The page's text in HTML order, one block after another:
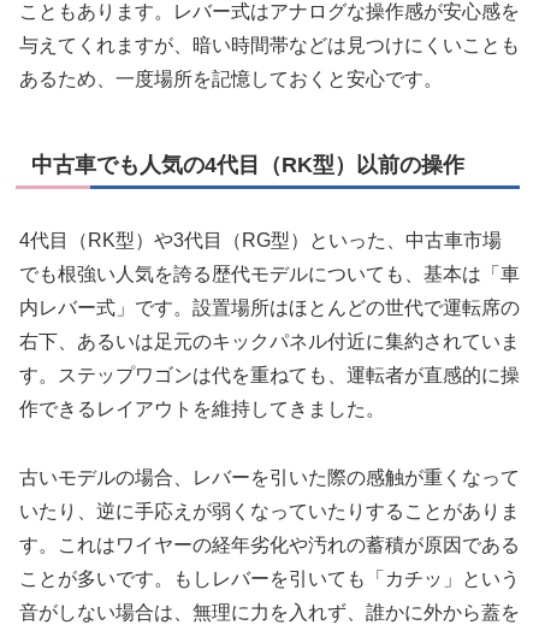
こともあります。レバー式はアナログな操作感が安心感を
与えてくれますが、暗い時間帯などは見つけにくいことも
あるため、一度場所を記憶しておくと安心です。
中古車でも人気の4代目（RK型）以前の操作
4代目（RK型）や3代目（RG型）といった、中古車市場
でも根強い人気を誇る歴代モデルについても、基本は「車
内レバー式」です。設置場所はほとんどの世代で運転席の
右下、あるいは足元のキックパネル付近に集約されていま
す。ステップワゴンは代を重ねても、運転者が直感的に操
作できるレイアウトを維持してきました。
古いモデルの場合、レバーを引いた際の感触が重くなって
いたり、逆に手応えが弱くなっていたりすることがありま
す。これはワイヤーの経年劣化や汚れの蓄積が原因である
ことが多いです。もしレバーを引いても「カチッ」という
音がしない場合は、無理に力を入れず、誰かに外から蓋を